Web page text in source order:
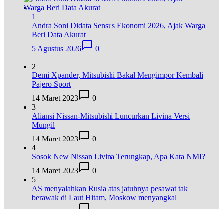
1
Andra Soni Didata Sensus Ekonomi 2026, Ajak Warga
Beri Data Akurat
5 Agustus 2026
0
2
Demi Xpander, Mitsubishi Bakal Mengimpor Kembali
Pajero Sport
14 Maret 2023
0
3
Aliansi Nissan-Mitsubishi Luncurkan Livina Versi
Mungil
14 Maret 2023
0
4
Sosok New Nissan Livina Terungkap, Apa Kata NMI?
14 Maret 2023
0
5
AS menyalahkan Rusia atas jatuhnya pesawat tak
berawak di Laut Hitam, Moskow menyangkal